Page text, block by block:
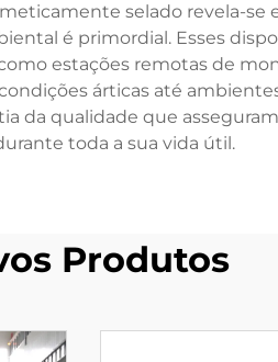
selado revela-se
é primordial. Esses
estações remotas de
árticas até
da qualidade que
toda a sua vida útil.
Produtos